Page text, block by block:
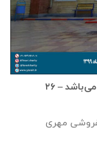
طرح شماره ۹۴۹ جامعه ياوری فرهنگی آماده افتتاح می‌باشد – ۲۶
مهری